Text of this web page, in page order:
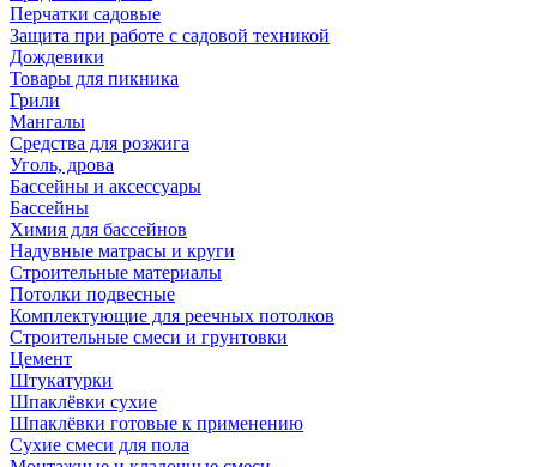
Перчатки садовые
Защита при работе с садовой техникой
Дождевики
Товары для пикника
Грили
Мангалы
Средства для розжига
Уголь, дрова
Бассейны и аксессуары
Бассейны
Химия для бассейнов
Надувные матрасы и круги
Строительные материалы
Потолки подвесные
Комплектующие для реечных потолков
Строительные смеси и грунтовки
Цемент
Штукатурки
Шпаклёвки сухие
Шпаклёвки готовые к применению
Сухие смеси для пола